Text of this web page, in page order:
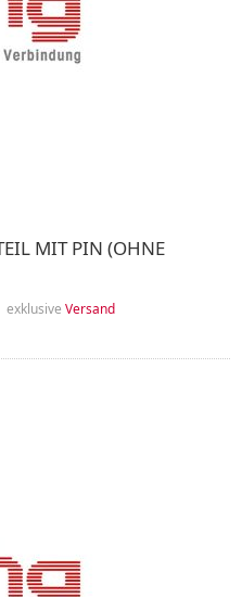
MIT PIN (OHNE
exklusive Versand